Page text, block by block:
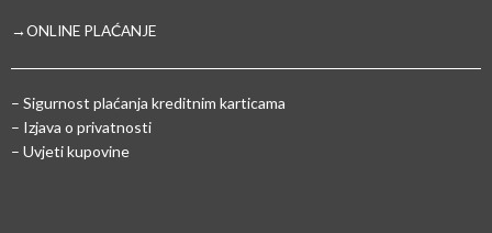
→ONLINE PLAĆANJE
– Sigurnost plaćanja kreditnim karticama
– Izjava o privatnosti
– Uvjeti kupovine